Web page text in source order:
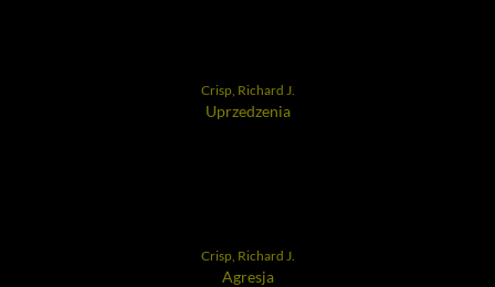
Crisp, Richard J.
Uprzedzenia
Crisp, Richard J.
Agresja